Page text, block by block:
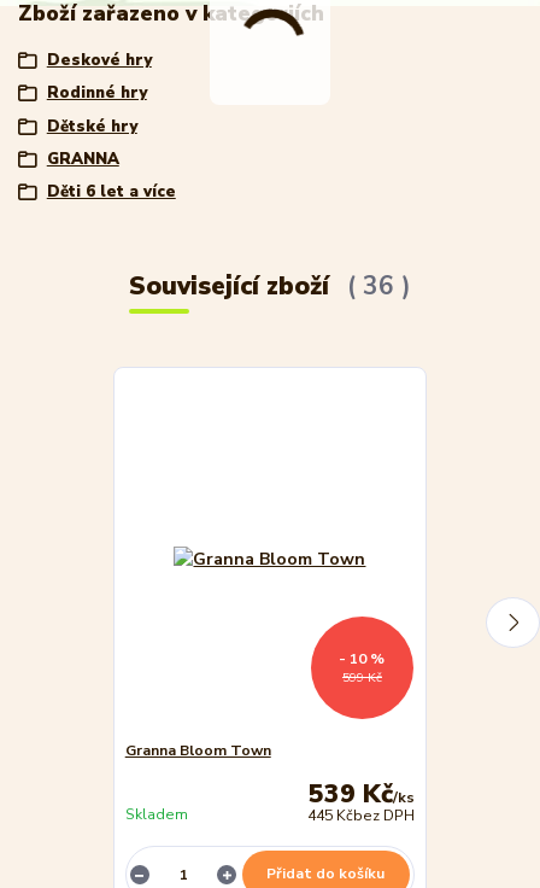
Zboží zařazeno v kategoriích
Deskové hry
Rodinné hry
Dětské hry
GRANNA
Děti 6 let a více
Související zboží 36
599 Kč
- 10 %
Granna Bloom Town
539 Kč/ks
445 Kčbez DPH
Skladem
Přidat do košíku